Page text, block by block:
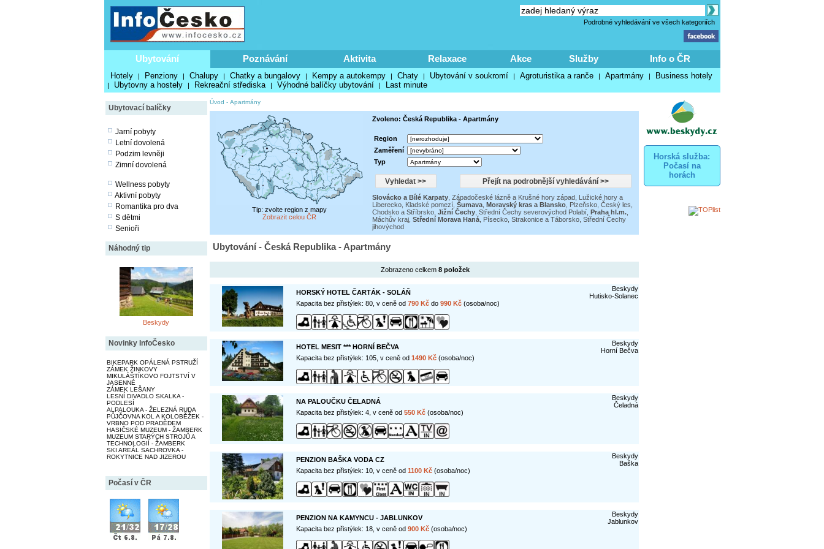
Podrobné vyhledávání ve všech kategoriích
Ubytování Poznávání Aktivita Relaxace Akce Služby Info o ČR
Hotely | Penziony | Chalupy | Chatky a bungalovy | Kempy a autokempy | Chaty | Ubytování v soukromí | Agroturistika a ranče | Apartmány | Business hotely
| Ubytovny a hostely | Rekreační střediska | Výhodné balíčky ubytování | Last minute
Ubytovací balíčky
Jarní pobyty
Letní dovolená
Podzim levněji
Zimní dovolená
Wellness pobyty
Aktivní pobyty
Romantika pro dva
S dětmi
Senioři
Náhodný tip
Beskydy
Novinky InfoČesko
BIKEPARK OPÁLENÁ PSTRUŽÍ
ZÁMEK ŽINKOVY
MIKULÁŠTÍKOVO FOJTSTVÍ V
JASENNÉ
ZÁMEK LEŠANY
LESNÍ DIVADLO SKALKA -
PODLESÍ
ALPALOUKA - ŽELEZNÁ RUDA
PŮJČOVNA KOL A KOLOBĚŽEK -
VRBNO POD PRADĚDEM
HASIČSKÉ MUZEUM - ŽAMBERK
MUZEUM STARÝCH STROJŮ A
TECHNOLOGIÍ - ŽAMBERK
SKI AREÁL SACHROVKA -
ROKYTNICE NAD JIZEROU
Počasí v ČR
Horská služba:
Počasí na
horách
Úvod - Apartmány
Tip: zvolte region z mapy
Zobrazit celou ČR
Zvoleno: Česká Republika - Apartmány
Region
Zaměření
Typ
Slovácko a Bílé Karpaty, Západočeské lázně a Krušné hory západ, Lužické hory a
Liberecko, Kladské pomezí, Šumava, Moravský kras a Blansko, Plzeňsko, Český les,
Chodsko a Stříbrsko, Jižní Čechy, Střední Čechy severovýchod Polabí, Praha hl.m.,
Máchův kraj, Střední Morava Haná, Písecko, Strakonice a Táborsko, Střední Čechy
jihovýchod
Ubytování - Česká Republika - Apartmány
Zobrazeno celkem 8 položek
HORSKÝ HOTEL ČARTÁK - SOLÁŇ
Beskydy
Hutisko-Solanec
Kapacita bez přistýlek: 80, v ceně od 790 Kčdo 990 Kč(osoba/noc)
HOTEL MESIT *** HORNÍ BEČVA
Beskydy
Horní Bečva
Kapacita bez přistýlek: 105, v ceně od 1490 Kč(osoba/noc)
NA PALOUČKU ČELADNÁ
Beskydy
Čeladná
Kapacita bez přistýlek: 4, v ceně od 550 Kč(osoba/noc)
PENZION BAŠKA VODA CZ
Beskydy
Baška
Kapacita bez přistýlek: 10, v ceně od 1100 Kč(osoba/noc)
PENZION NA KAMYNCU - JABLUNKOV
Beskydy
Jablunkov
Kapacita bez přistýlek: 18, v ceně od 900 Kč(osoba/noc)